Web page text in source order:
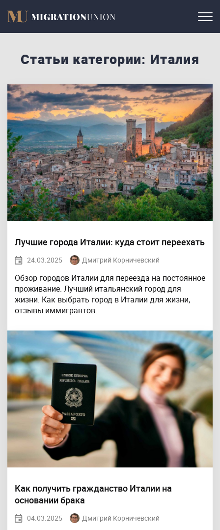
Статьи категории: Италия
Лучшие города Италии: куда стоит переехать
24.03.2025 Дмитрий Корничевский
Обзор городов Италии для переезда на постоянное
проживание. Лучший итальянский город для
жизни. Как выбрать город в Италии для жизни,
отзывы иммигрантов.
Как получить гражданство Италии на
основании брака
04.03.2025 Дмитрий Корничевский